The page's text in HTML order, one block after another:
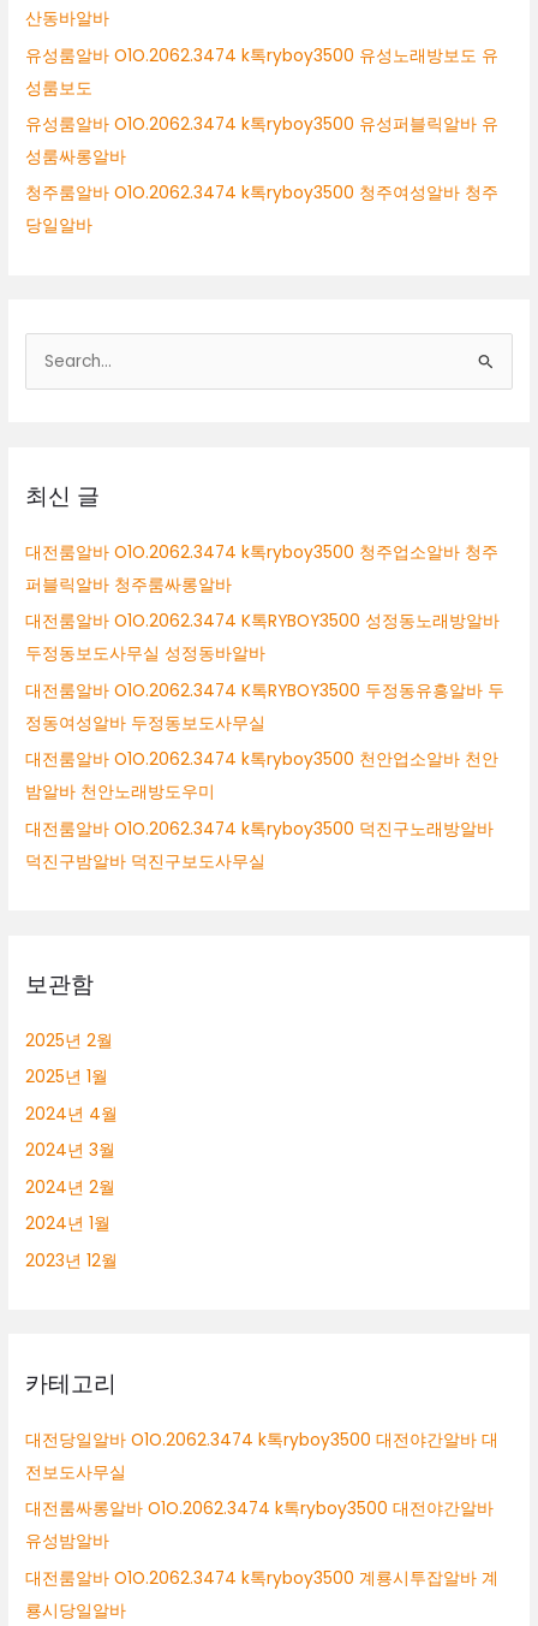
산동바알바
유성룸알바 O1O.2062.3474 k톡ryboy3500 유성노래방보도 유
성룸보도
유성룸알바 O1O.2062.3474 k톡ryboy3500 유성퍼블릭알바 유
성룸싸롱알바
청주룸알바 O1O.2062.3474 k톡ryboy3500 청주여성알바 청주
당일알바
색
최신 글
대전룸알바 O1O.2062.3474 k톡ryboy3500 청주업소알바 청주
퍼블릭알바 청주룸싸롱알바
대전룸알바 O1O.2062.3474 K톡RYBOY3500 성정동노래방알바
두정동보도사무실 성정동바알바
대전룸알바 O1O.2062.3474 K톡RYBOY3500 두정동유흥알바 두
정동여성알바 두정동보도사무실
대전룸알바 O1O.2062.3474 k톡ryboy3500 천안업소알바 천안
밤알바 천안노래방도우미
대전룸알바 O1O.2062.3474 k톡ryboy3500 덕진구노래방알바
덕진구밤알바 덕진구보도사무실
보관함
2025년 2월
2025년 1월
2024년 4월
2024년 3월
2024년 2월
2024년 1월
2023년 12월
카테고리
대전당일알바 O1O.2062.3474 k톡ryboy3500 대전야간알바 대
전보도사무실
대전룸싸롱알바 O1O.2062.3474 k톡ryboy3500 대전야간알바
유성밤알바
대전룸알바 O1O.2062.3474 k톡ryboy3500 계룡시투잡알바 계
룡시당일알바